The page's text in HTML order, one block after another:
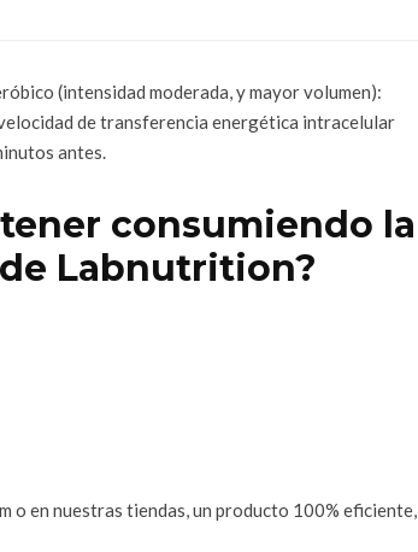
(intensidad moderada, y mayor volumen):
de transferencia energética intracelular
antes.
consumiendo la
Labnutrition?
o en nuestras tiendas, un producto 100% eficiente,